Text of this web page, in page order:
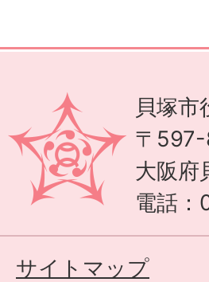
貝塚市
〒
大阪府
電話
サイトマップ